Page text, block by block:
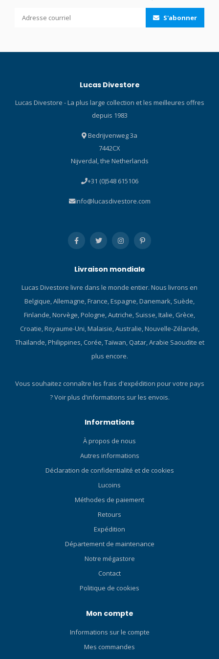
Boucle réglable sur 5
Couleurs : Noir (BK), Rose
(EG), Bleu Fishtail (FB), Jaune
Lune (MG), Vert Océan (OG)
Silicone Noir : Noir/Noir (QB-
EG), Noir/Orange Énergie
(QB-FB), Noir/Rose Chaud
(QB-OG), Noir/Rose (QB-RP)
FREEDOM La technologie
améliorer l'ajustement et
Les masques de la gamme
surface en relief avec
différentes épaisseurs de
silicone et des arêtes de
surface brevetée à faible
frottement sur la ligne de
degrés pour s'adapter à
différentes tailles de tête et
Le cadre fin et la mobilité de
de plier le masque pour le
MASQUE 3D La sangle 3D
confort et un ajustement
inégalés, contrairement aux
boucle à ajustement rapide
discrète nouvellement
conçue. Le résultat est un
stabilisateurs Matériau :
Caoutchouc
palme : 38cm / 15in (taille R)
poussée de la palme :
Poussée par Canalisations
Les concepteurs de Mares
marins. La technologie
Channel Thrust optimise la
canalisation de l'eau pour
beaucoup plus importante
d'autres palmes de même
à fournir plus d'efforts.
Cliquez ici et consultez nos
plongée ! Cliquez ici et
l'ensemble ABC ! Découvrez
nos produits Lucas Choice !
S'abonner
Lucas Divestore
Lucas Divestore - La plus large collection et les meilleures offres
depuis 1983
Bedrijvenweg 3a
7442CX
Nijverdal, the Netherlands
+31 (0)548 615106
info@lucasdivestore.com
Livraison mondiale
Lucas Divestore livre dans le monde entier. Nous livrons en
Belgique, Allemagne, France, Espagne, Danemark, Suède,
Finlande, Norvège, Pologne, Autriche, Suisse, Italie, Grèce,
Croatie, Royaume-Uni, Malaisie, Australie, Nouvelle-Zélande,
Thaïlande, Philippines, Corée, Taïwan, Qatar, Arabie Saoudite et
plus encore.
Vous souhaitez connaître les frais d'expédition pour votre pays
?Voir plus d'informations sur les envois.
Informations
À propos de nous
Autres informations
Déclaration de confidentialité et de cookies
Lucoins
Méthodes de paiement
Retours
Expédition
Département de maintenance
Notre mégastore
Contact
Politique de cookies
Mon compte
Informations sur le compte
Mes commandes